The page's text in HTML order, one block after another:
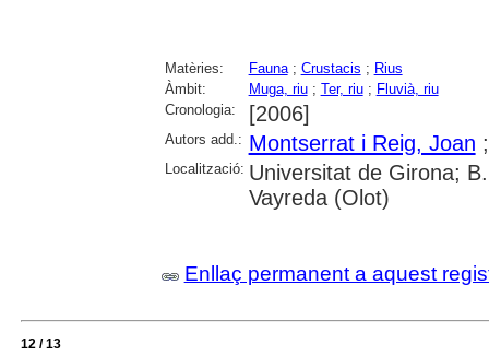
Matèries: Fauna; Crustacis ; Rius
Àmbit:
Muga, riu; Ter, riu; Fluvià, riu
Cronologia:
[2006]
Autors add.: Montserrat i Reig, Joan
Localització: Universitat de Girona;
Vayreda (Olot)
Enllaç permanent a aquest
12 / 13